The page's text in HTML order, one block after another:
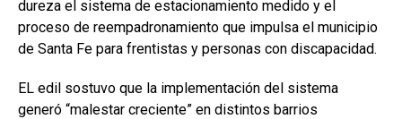
dureza el sistema de estacionamiento medido y el
proceso de reempadronamiento que impulsa el municipio
de Santa Fe para frentistas y personas con discapacidad.
EL edil sostuvo que la implementación del sistema
generó “malestar creciente” en distintos barrios